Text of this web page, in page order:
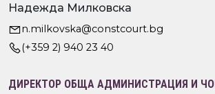
Надежда Милковска
n.milkovska@constcourt.bg
(+359 2) 940 23 40
ДИРЕКТОР ОБЩА АДМИНИСТРАЦИЯ И